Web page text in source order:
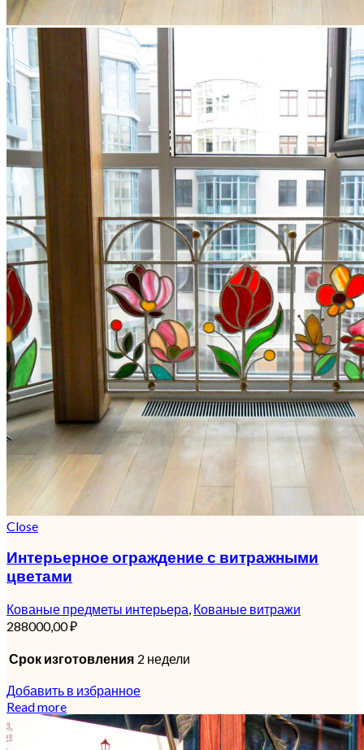
Close
Интерьерное ограждение с витражными
цветами
Кованые предметы интерьера, Кованые витражи
288000,00₽
Срок изготовления 2 недели
Добавить в избранное
Read more